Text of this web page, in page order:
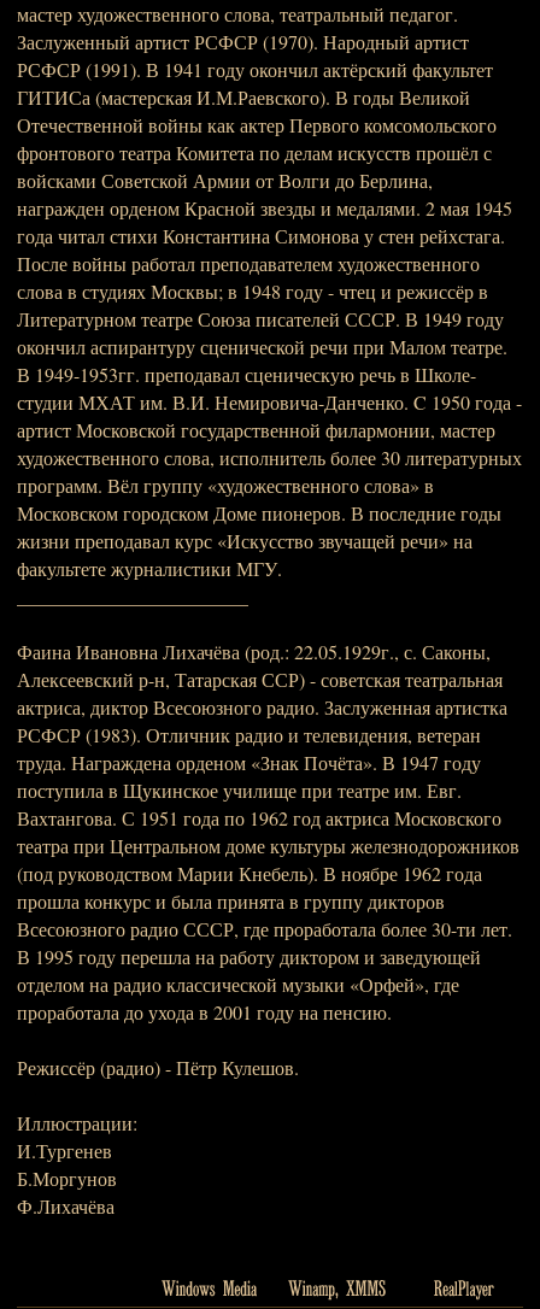
мастер художественного слова, театральный педагог.
Заслуженный артист РСФСР (1970). Народный артист
РСФСР (1991). В 1941 году окончил актёрский факультет
ГИТИСа (мастерская И.М.Раевского). В годы Великой
Отечественной войны как актер Первого комсомольского
фронтового театра Комитета по делам искусств прошёл с
войсками Советской Армии от Волги до Берлина,
награжден орденом Красной звезды и медалями. 2 мая 1945
года читал стихи Константина Симонова у стен рейхстага.
После войны работал преподавателем художественного
слова в студиях Москвы; в 1948 году - чтец и режиссёр в
Литературном театре Союза писателей СССР. В 1949 году
окончил аспирантуру сценической речи при Малом театре.
В 1949-1953гг. преподавал сценическую речь в Школе-
студии МХАТ им. В.И. Немировича-Данченко. C 1950 года -
артист Московской государственной филармонии, мастер
художественного слова, исполнитель более 30 литературных
программ. Вёл группу «художественного слова» в
Московском городском Доме пионеров. В последние годы
жизни преподавал курс «Искусство звучащей речи» на
факультете журналистики МГУ.
Фаина Ивановна Лихачёва (род.: 22.05.1929г., с. Саконы,
Алексеевский р-н, Татарская ССР) - советская театральная
актриса, диктор Всесоюзного радио. Заслуженная артистка
РСФСР (1983). Отличник радио и телевидения, ветеран
труда. Награждена орденом «Знак Почёта». В 1947 году
поступила в Щукинское училище при театре им. Евг.
Вахтангова. С 1951 года по 1962 год актриса Московского
театра при Центральном доме культуры железнодорожников
(под руководством Марии Кнебель). В ноябре 1962 года
прошла конкурс и была принята в группу дикторов
Всесоюзного радио СССР, где проработала более 30-ти лет.
В 1995 году перешла на работу диктором и заведующей
отделом на радио классической музыки «Орфей», где
проработала до ухода в 2001 году на пенсию.
Режиссёр (радио) - Пётр Кулешов.
Иллюстрации:
И.Тургенев
Б.Моргунов
Ф.Лихачёва